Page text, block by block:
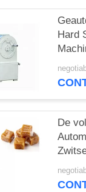
Hard
De